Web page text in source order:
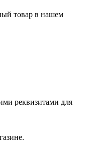
товар в нашем
реквизитами для